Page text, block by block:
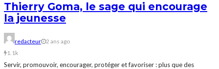
Thierry Goma, le sage qui encourage
la jeunesse
redacteur
2 ans ago
1.1k
Servir, promouvoir, encourager, protéger et favoriser : plus que des